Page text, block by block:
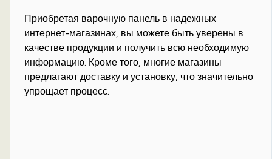
Приобретая варочную панель в надежных
интернет-магазинах, вы можете быть уверены в
качестве продукции и получить всю необходимую
информацию. Кроме того, многие магазины
предлагают доставку и установку, что значительно
упрощает процесс.